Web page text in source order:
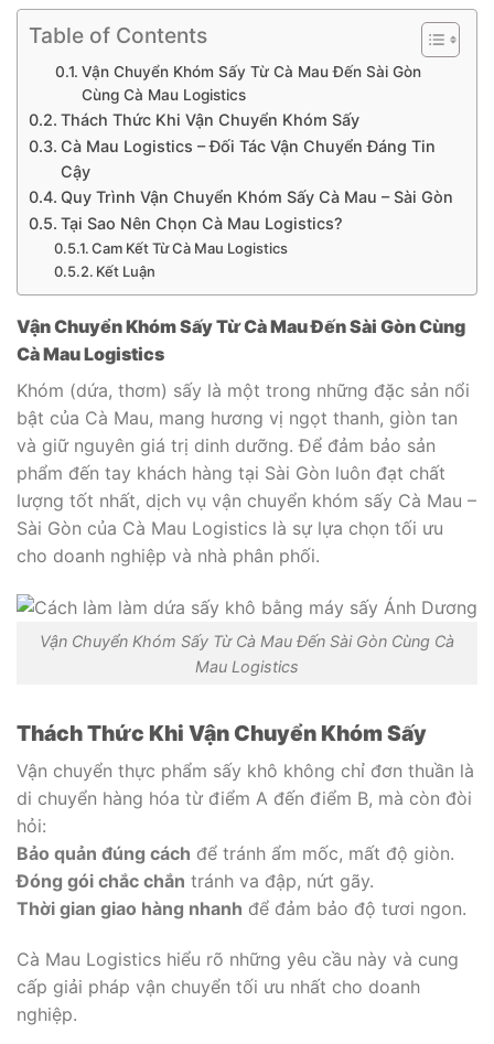
Table of Contents
Vận Chuyển Khóm Sấy Từ Cà Mau Đến Sài Gòn
Cùng Cà Mau Logistics
Thách Thức Khi Vận Chuyển Khóm Sấy
Cà Mau Logistics – Đối Tác Vận Chuyển Đáng Tin
Cậy
Quy Trình Vận Chuyển Khóm Sấy Cà Mau – Sài Gòn
Tại Sao Nên Chọn Cà Mau Logistics?
Cam Kết Từ Cà Mau Logistics
Kết Luận
Vận Chuyển Khóm Sấy Từ Cà Mau Đến Sài Gòn Cùng
Cà Mau Logistics
Khóm (dứa, thơm) sấy là một trong những đặc sản nổi
bật của Cà Mau, mang hương vị ngọt thanh, giòn tan
và giữ nguyên giá trị dinh dưỡng. Để đảm bảo sản
phẩm đến tay khách hàng tại Sài Gòn luôn đạt chất
lượng tốt nhất, dịch vụ vận chuyển khóm sấy Cà Mau –
Sài Gòn của Cà Mau Logistics là sự lựa chọn tối ưu
cho doanh nghiệp và nhà phân phối.
Vận Chuyển Khóm Sấy Từ Cà Mau Đến Sài Gòn Cùng Cà
Mau Logistics
Thách Thức Khi Vận Chuyển Khóm Sấy
Vận chuyển thực phẩm sấy khô không chỉ đơn thuần là
di chuyển hàng hóa từ điểm A đến điểm B, mà còn đòi
hỏi:
Bảo quản đúng cách để tránh ẩm mốc, mất độ giòn.
Đóng gói chắc chắn tránh va đập, nứt gãy.
Thời gian giao hàng nhanh để đảm bảo độ tươi ngon.
Cà Mau Logistics hiểu rõ những yêu cầu này và cung
cấp giải pháp vận chuyển tối ưu nhất cho doanh
nghiệp.